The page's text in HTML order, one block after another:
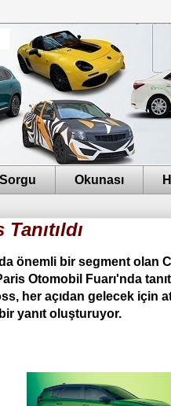
Okunası
önemli bir segment olan
Otomobil Fuarı'nda
her açıdan gelecek için
yanıt oluşturuyor.